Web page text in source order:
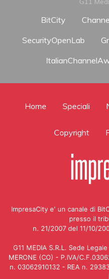
BitCity
SecurityOpenLab
Home Speciali
Copyright
ImpresaCity e' un canale di
presso il
n. 21/2007 del 11/10/
G11 MEDIA S.R.L. Sede
MERONE (CO) - P.IVA/
n. 03062910132 - REA n.